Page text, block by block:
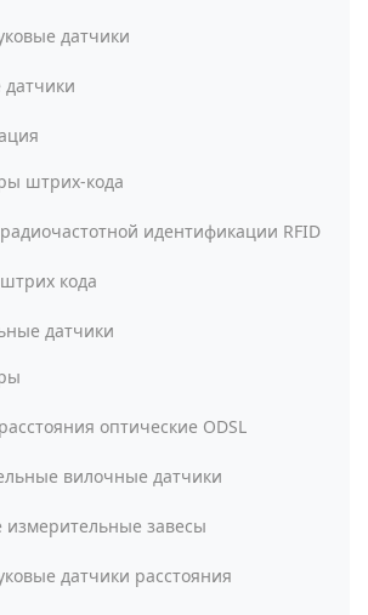
датчики
штрих-кода
идентификации RFID
кода
датчики
оптические ODSL
вилочные датчики
измерительные завесы
датчики расстояния